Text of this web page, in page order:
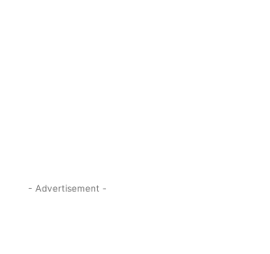
- Advertisement -